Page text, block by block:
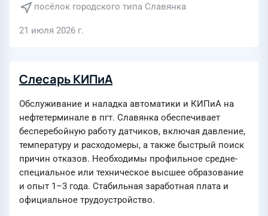
посёлок городского типа Славянка
21 июля 2026 г.
Слесарь КИПиА
Обслуживание и наладка автоматики и КИПиА на
нефтетерминале в пгт. Славянка обеспечивает
бесперебойную работу датчиков, включая давление,
температуру и расходомеры, а также быстрый поиск
причин отказов. Необходимы профильное средне-
специальное или техническое высшее образование
и опыт 1–3 года. Стабильная заработная плата и
официальное трудоустройство.